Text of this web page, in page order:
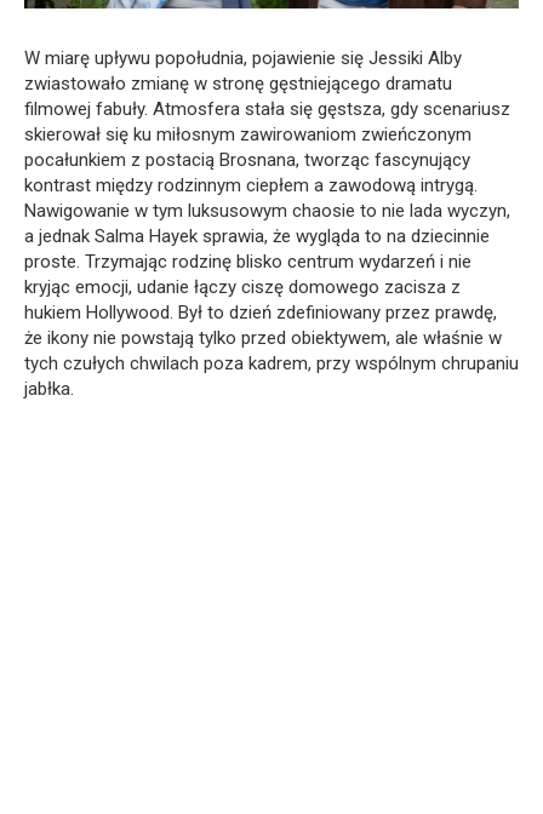
W miarę upływu popołudnia, pojawienie się Jessiki Alby
zwiastowało zmianę w stronę gęstniejącego dramatu
filmowej fabuły. Atmosfera stała się gęstsza, gdy scenariusz
skierował się ku miłosnym zawirowaniom zwieńczonym
pocałunkiem z postacią Brosnana, tworząc fascynujący
kontrast między rodzinnym ciepłem a zawodową intrygą.
Nawigowanie w tym luksusowym chaosie to nie lada wyczyn,
a jednak Salma Hayek sprawia, że wygląda to na dziecinnie
proste. Trzymając rodzinę blisko centrum wydarzeń i nie
kryjąc emocji, udanie łączy ciszę domowego zacisza z
hukiem Hollywood. Był to dzień zdefiniowany przez prawdę,
że ikony nie powstają tylko przed obiektywem, ale właśnie w
tych czułych chwilach poza kadrem, przy wspólnym chrupaniu
jabłka.